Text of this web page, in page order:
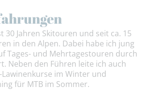
30 Jahren Skitouren und seit ca. 15
in den Alpen. Dabei habe ich jung
Tages- und Mehrtagestouren durch
Neben den Führen leite ich auch
im Winter und
für MTB im Sommer.